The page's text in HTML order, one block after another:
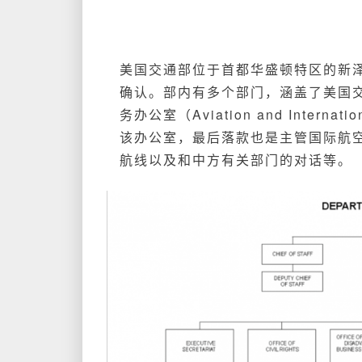
美国交通部位于首都华盛顿特区的新
确认。部内有多个部门，涵盖了美国
务办公室（Aviation and
该办公室，最后落款也是主管国际航
航线以及和中方有关部门的对话等。